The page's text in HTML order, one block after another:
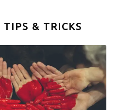
TIPS & TRICKS